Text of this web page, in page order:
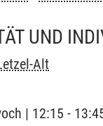
UND
Alt
| 12:15 -